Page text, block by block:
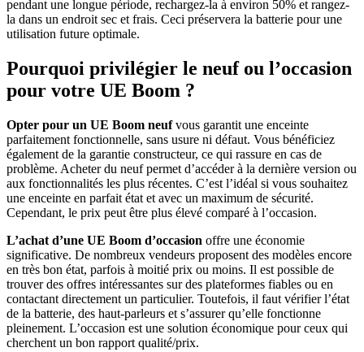
pendant une longue période, rechargez-la à environ 50% et rangez-
la dans un endroit sec et frais. Ceci préservera la batterie pour une
utilisation future optimale.
Pourquoi privilégier le neuf ou l’occasion
pour votre UE Boom ?
Opter pour un UE Boom neufvous garantit une enceinte
parfaitement fonctionnelle, sans usure ni défaut. Vous bénéficiez
également de la garantie constructeur, ce qui rassure en cas de
problème. Acheter du neuf permet d’accéder à la dernière version ou
aux fonctionnalités les plus récentes. C’est l’idéal si vous souhaitez
une enceinte en parfait état et avec un maximum de sécurité.
Cependant, le prix peut être plus élevé comparé à l’occasion.
L’achat d’une UE Boom d’occasion offre une économie
significative. De nombreux vendeurs proposent des modèles encore
en très bon état, parfois à moitié prix ou moins. Il est possible de
trouver des offres intéressantes sur des plateformes fiables ou en
contactant directement un particulier. Toutefois, il faut vérifier l’état
de la batterie, des haut-parleurs et s’assurer qu’elle fonctionne
pleinement. L’occasion est une solution économique pour ceux qui
cherchent un bon rapport qualité/prix.